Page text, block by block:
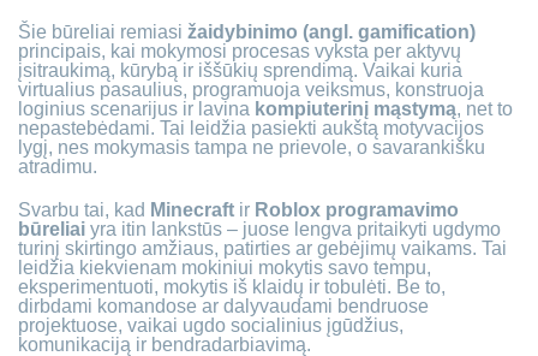
Šie būreliai remiasi žaidybinimo (angl. gamification)
principais, kai mokymosi procesas vyksta per aktyvų
įsitraukimą, kūrybą ir iššūkių sprendimą. Vaikai kuria
virtualius pasaulius, programuoja veiksmus, konstruoja
loginius scenarijus ir lavina kompiuterinį mąstymą, net to
nepastebėdami. Tai leidžia pasiekti aukštą motyvacijos
lygį, nes mokymasis tampa ne prievole, o savarankišku
atradimu.
Svarbu tai, kad Minecraft ir Roblox programavimo
būreliai yra itin lankstūs – juose lengva pritaikyti ugdymo
turinį skirtingo amžiaus, patirties ar gebėjimų vaikams. Tai
leidžia kiekvienam mokiniui mokytis savo tempu,
eksperimentuoti, mokytis iš klaidų ir tobulėti. Be to,
dirbdami komandose ar dalyvaudami bendruose
projektuose, vaikai ugdo socialinius įgūdžius,
komunikaciją ir bendradarbiavimą.